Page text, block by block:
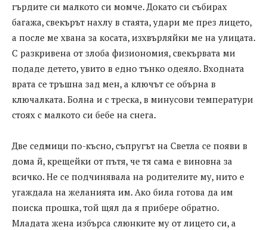
гърдите си малкото си момче. Докато си събирах
багажа, свекърът нахлу в стаята, удари ме през лицето,
а после ме хвана за косата, изхвърляйки ме на улицата.
С разкривена от злоба физиономия, свекървата ми
подаде детето, увито в едно тънко одеяло. Входната
врата се тръшна зад мен, а ключът се обърна в
ключалката. Болна и с треска, в минусови температури
стоях с малкото си бебе на снега.
Две седмици по-късно, съпругът на Светла се появи в
дома й, крещейки от пътя, че тя сама е виновна за
всичко. Не се подчинявала на родителите му, нито е
угаждала на желанията им. Ако била готова да им
поиска прошка, той щял да я прибере обратно.
Младата жена избърса слюнките му от лицето си, а